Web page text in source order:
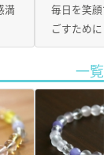
満
毎日を笑顔
ごすため
一覧